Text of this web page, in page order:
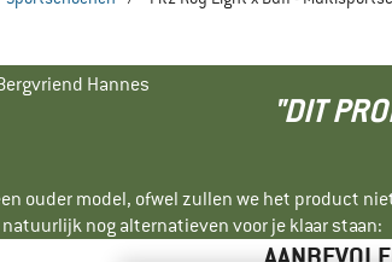
Hannes
"DIT
ouder model, ofwel zullen we het product
nog alternatieven voor je klaar staan: